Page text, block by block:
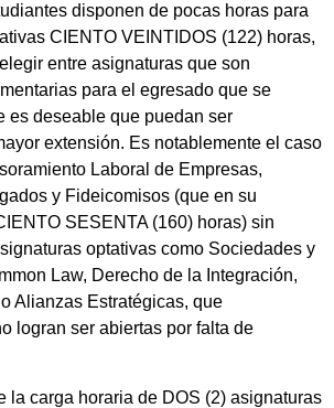
disponen de pocas horas para
CIENTO VEINTIDOS (122) horas,
entre asignaturas que son
para el egresado que se
es deseable que puedan ser
extensión. Es notablemente el caso
Laboral de Empresas,
y Fideicomisos (que en su
SESENTA (160) horas) sin
optativas como Sociedades y
Law, Derecho de la Integración,
Alianzas Estratégicas, que
logran ser abiertas por falta de
la carga horaria de DOS (2) asignaturas